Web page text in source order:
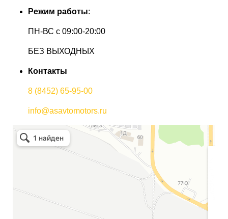
Режим работы:
ПН-ВС с 09:00-20:00
БЕЗ ВЫХОДНЫХ
Контакты
8 (8452) 65-95-00
info@asavtomotors.ru